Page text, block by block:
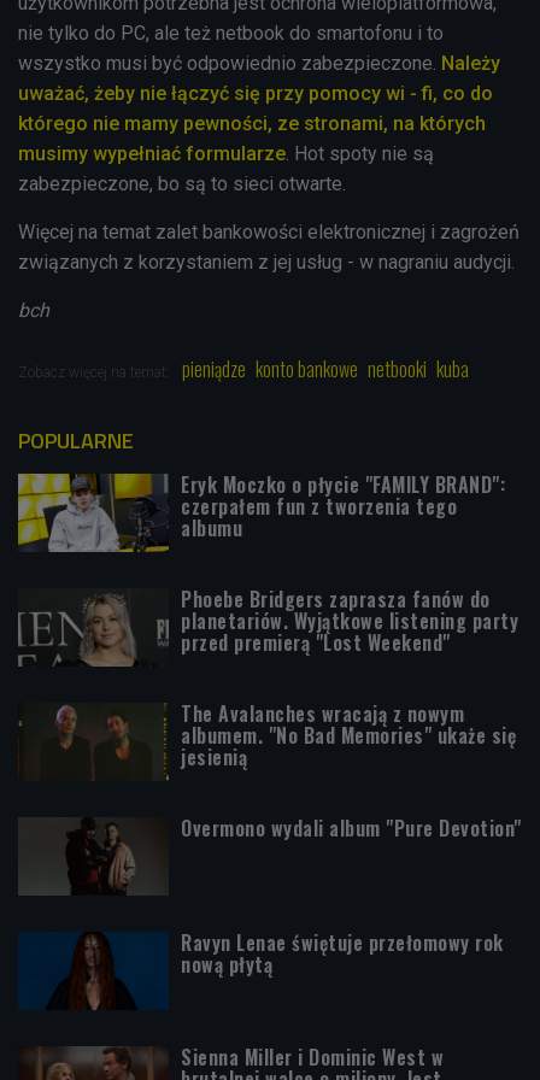
nie tylko do PC, ale też netbook do smartofonu i to
wszystko musi być odpowiednio zabezpieczone. Należy
uważać, żeby nie łączyć się przy pomocy wi - fi, co do
którego nie mamy pewności, ze stronami, na których
musimy wypełniać formularze. Hot spoty nie są
zabezpieczone, bo są to sieci otwarte.
Więcej na temat zalet bankowości elektronicznej i zagrożeń
związanych z korzystaniem z jej usług - w nagraniu audycji.
bch
Zobacz więcej na temat: pieniądze konto bankowe netbooki kuba
POPULARNE
Eryk Moczko o płycie "FAMILY BRAND":
czerpałem fun z tworzenia tego
albumu
Phoebe Bridgers zaprasza fanów do
planetariów. Wyjątkowe listening party
przed premierą "Lost Weekend"
The Avalanches wracają z nowym
albumem. "No Bad Memories" ukaże się
jesienią
Overmono wydali album "Pure Devotion"
Ravyn Lenae świętuje przełomowy rok
nową płytą
Sienna Miller i Dominic West w